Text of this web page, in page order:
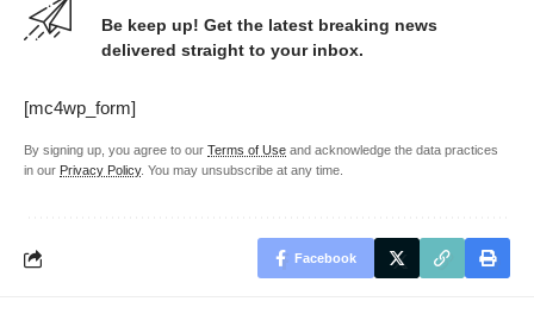
Be keep up! Get the latest breaking news
delivered straight to your inbox.
[mc4wp_form]
By signing up, you agree to our Terms of Use and acknowledge the data practices
in our Privacy Policy. You may unsubscribe at any time.
Facebook